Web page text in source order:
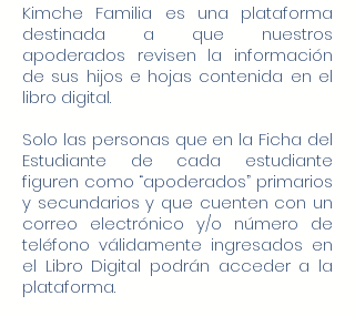
Kimche Familia es una plataforma
destinada a que nuestros
apoderados revisen la información
de sus hijos e hojas contenida en el
libro digital.
Solo las personas que en la Ficha del
Estudiante de cada estudiante
figuren como “apoderados” primarios
y secundarios y que cuenten con un
correo electrónico y/o número de
teléfono válidamente ingresados en
el Libro Digital podrán acceder a la
plataforma.